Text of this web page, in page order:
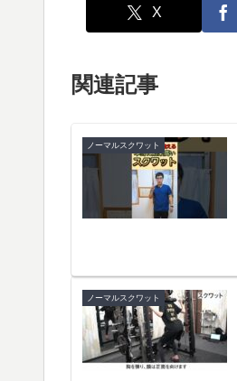
X
関連記事
ノーマルスクワット
ノーマルスクワット